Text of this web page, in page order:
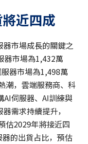
近四成
器市場成長的關鍵之
器市場為1,432萬
器市場為1,498萬
潮，雲端服務商、科
伺服器、AI訓練與
需求持續提升，
估2029年將接近四
的出貨占比，預估